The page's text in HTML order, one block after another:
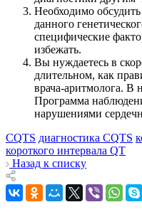
Необходимо
данного
специфические
избежать.
Вы нуждаетесь в
длительном, как
врача-аритмолога. В
Программа
нарушениями
CQTS диагностика CQTS
короткого интервала QT
Назад к списку